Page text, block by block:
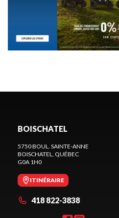
BOISCHATEL
5750 BOUL. SAINTE-ANNE
BOISCHATEL, QUÉBEC
G0A 1H0
ITINÉRAIRE
418 822-3838